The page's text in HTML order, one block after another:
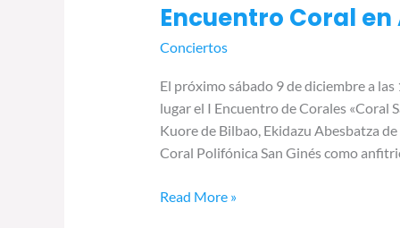
Encuentro Coral
Conciertos
El próximo sábado 9 de diciembre a
lugar el I Encuentro de Corales «Coral
Kuore de Bilbao, Ekidazu Abesbatza
Coral Polifónica San Ginés como
Read More »